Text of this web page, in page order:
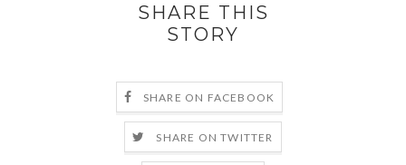
SHARE THIS
STORY
SHARE ON FACEBOOK
SHARE ON TWITTER